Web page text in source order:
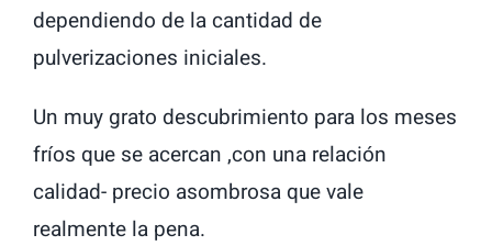
dependiendo de la cantidad de
pulverizaciones iniciales.
Un muy grato descubrimiento para los meses
fríos que se acercan ,con una relación
calidad- precio asombrosa que vale
realmente la pena.